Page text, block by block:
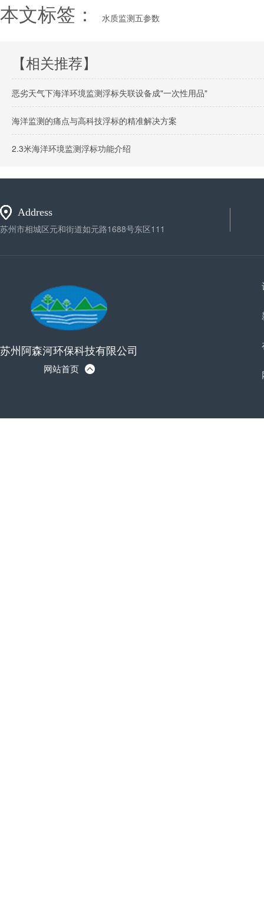
本文标签： 水质监测五参数
【相关推荐】
恶劣天气下海洋环境监测浮标失联设备成"一次性用品"
海洋监测的痛点与高科技浮标的精准解决方案
2.3米海洋环境监测浮标功能介绍
Address
苏州市相城区元和街道如元路1688号东区111
苏州阿森河环保科技有限公司
网站首页